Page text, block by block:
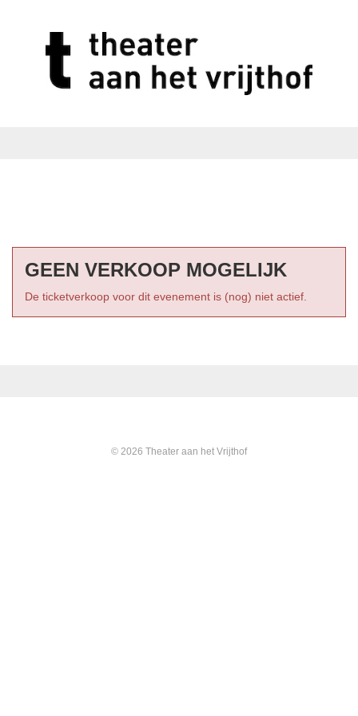
GEEN VERKOOP MOGELIJK
De ticketverkoop voor dit evenement is (nog) niet actief.
© 2026 Theater aan het Vrijthof